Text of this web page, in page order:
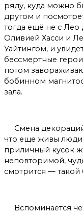
ряду, куда можно
другом и
тогда ещё не с
Оливией Хасси и
Уайтингом, и
бессмертные
потом
бобинном
зала.
Смена
что еще живы
приличный кусок
неповторимой,
смотрится — такой
Вспоминается